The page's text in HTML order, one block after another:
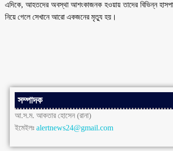
এদিকে, আহতদের অবস্থা আশংকাজনক হওয়ায় তাদের বিভিন্ন
নিয়ে গেলে সেখানে আরো একজনের মৃত্যু হয়।
সম্পাদক
আ.স.ম. আকতার হোসেন (রানা)
ইমেইলঃ alertnews24@gmail.com